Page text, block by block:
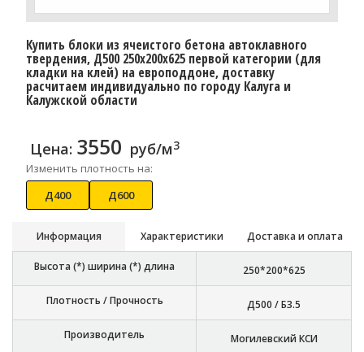
Купить блоки из ячеистого бетона автоклавного
твердения, Д500 250x200x625 первой категории (для
кладки на клей) на европоддоне, доставку
расчитаем индивидуально по городу Калуга и
Калужской области
Цена: 3550 руб/м3
Изменить плотность на:
Д400
Д600
Информация Характеристики Доставка и оплата
Высота (*) ширина (*) длина 250*200*625
Плотность / Прочность Д500 / Б3.5
Производитель Могилевский КСИ